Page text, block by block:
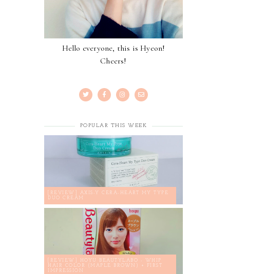
Hello everyone, this is Hyeon!
Cheers!
POPULAR THIS WEEK
[REVIEW] AXIS-Y CERA-HEART MY TYPE
DUO CREAM
[REVIEW] HOYU BEAUTYLABO - WHIP
HAIR COLOR (MAPLE BROWN) + FIRST
IMPRESSION